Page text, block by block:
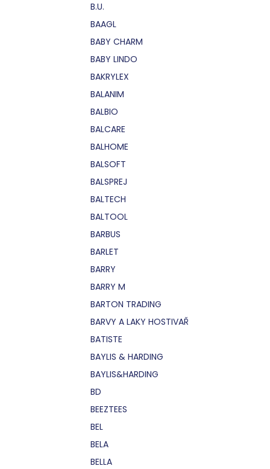
B.U.
BAAGL
BABY CHARM
BABY LINDO
BAKRYLEX
BALANIM
BALBIO
BALCARE
BALHOME
BALSOFT
BALSPREJ
BALTECH
BALTOOL
BARBUS
BARLET
BARRY
BARRY M
BARTON TRADING
BARVY A LAKY HOSTIVAŘ
BATISTE
BAYLIS & HARDING
BAYLIS&HARDING
BD
BEEZTEES
BEL
BELA
BELLA